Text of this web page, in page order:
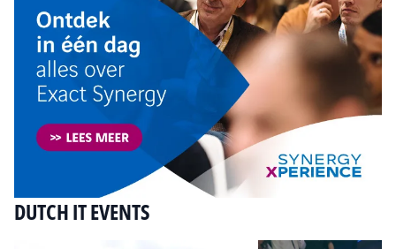
DUTCH IT EVENTS